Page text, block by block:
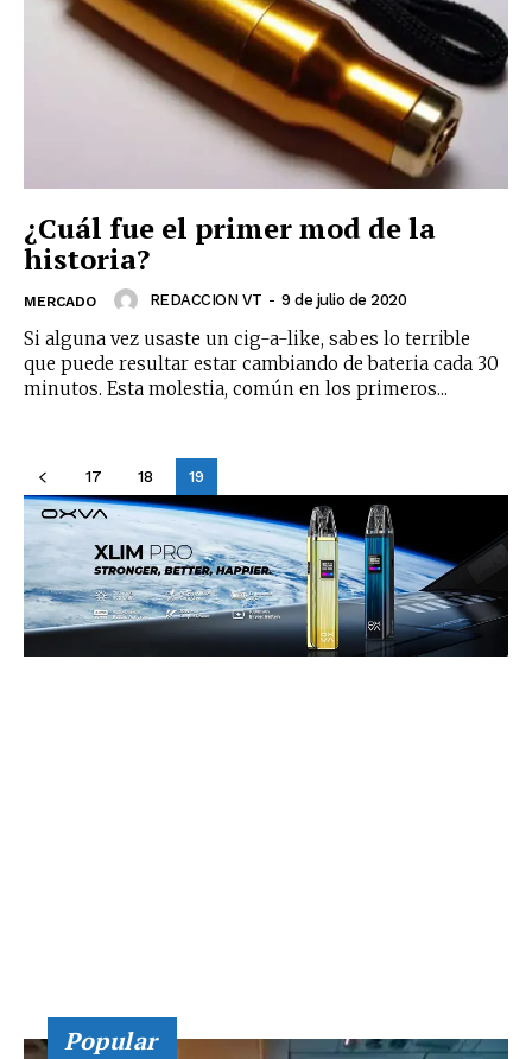
¿Cuál fue el primer mod de la
historia?
MERCADO REDACCION VT - 9 de julio de 2020
Si alguna vez usaste un cig-a-like, sabes lo terrible
que puede resultar estar cambiando de bateria cada 30
minutos. Esta molestia, común en los primeros...
17 18 19
Popular